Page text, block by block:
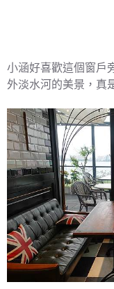
小涵好喜歡這個窗戶
外淡水河的美景，真